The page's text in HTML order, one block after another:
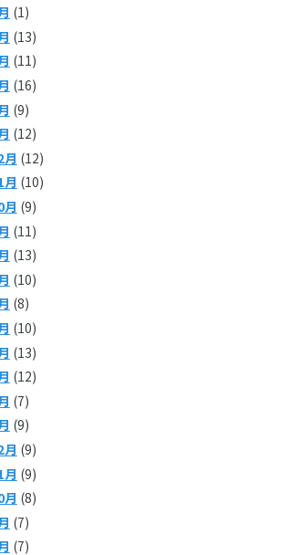
(1)
(13)
(11)
(16)
(9)
(12)
(12)
(10)
(9)
(11)
(13)
(10)
(8)
(10)
(13)
(12)
(7)
(9)
(9)
(9)
(8)
(7)
(7)